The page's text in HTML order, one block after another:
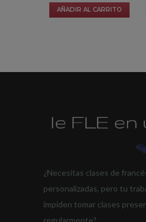
AÑADIR AL CARRITO
¿Necesitas clases de
personalizadas, pero tu
impiden tomar clases